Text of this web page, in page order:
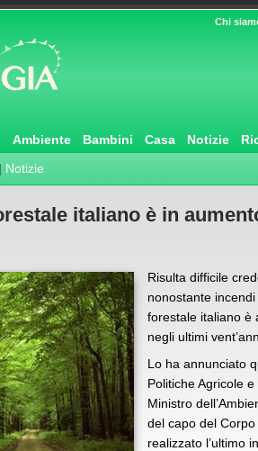
Chi
Ambiente Bambini Casa Notizie
| Notizie
italiano è in
Risulta difficile
nonostante
forestale italiano è
negli ultimi
Lo ha annunciato
Politiche Agricole
Ministro
del capo del
realizzato l’ultimo